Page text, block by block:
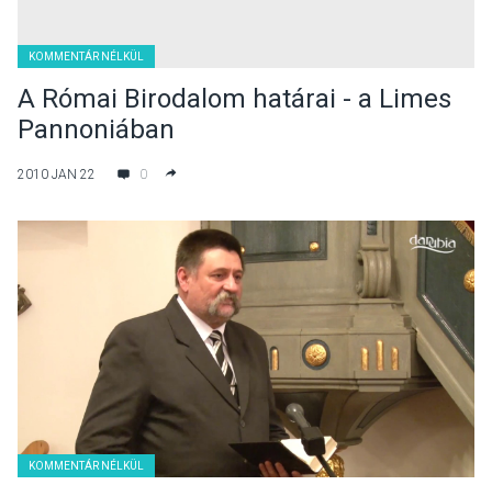
KOMMENTÁR NÉLKÜL
A Római Birodalom határai - a Limes
Pannoniában
2010 JAN 22 0
KOMMENTÁR NÉLKÜL